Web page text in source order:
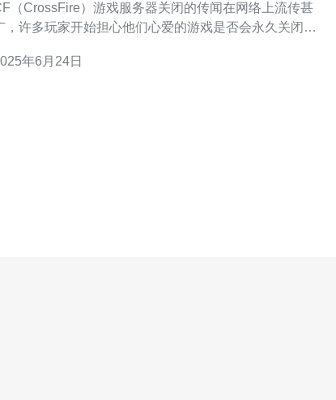
（CrossFire）游戏服务器关闭的传闻在网络上流传甚
，许多玩家开始担心他们心爱的游戏是否会永久关闭。
自于一些网络消息和社交媒体上的帖子，声年6月24日